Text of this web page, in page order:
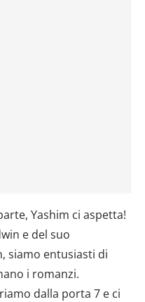
Yashim ci aspetta!
e del suo
siamo entusiasti di
i romanzi.
dalla porta 7 e ci